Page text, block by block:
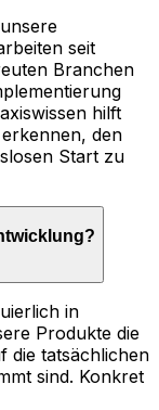
seit
Branchen
hilft
den
Start zu
in
Produkte die
die tatsächlichen
sind. Konkret